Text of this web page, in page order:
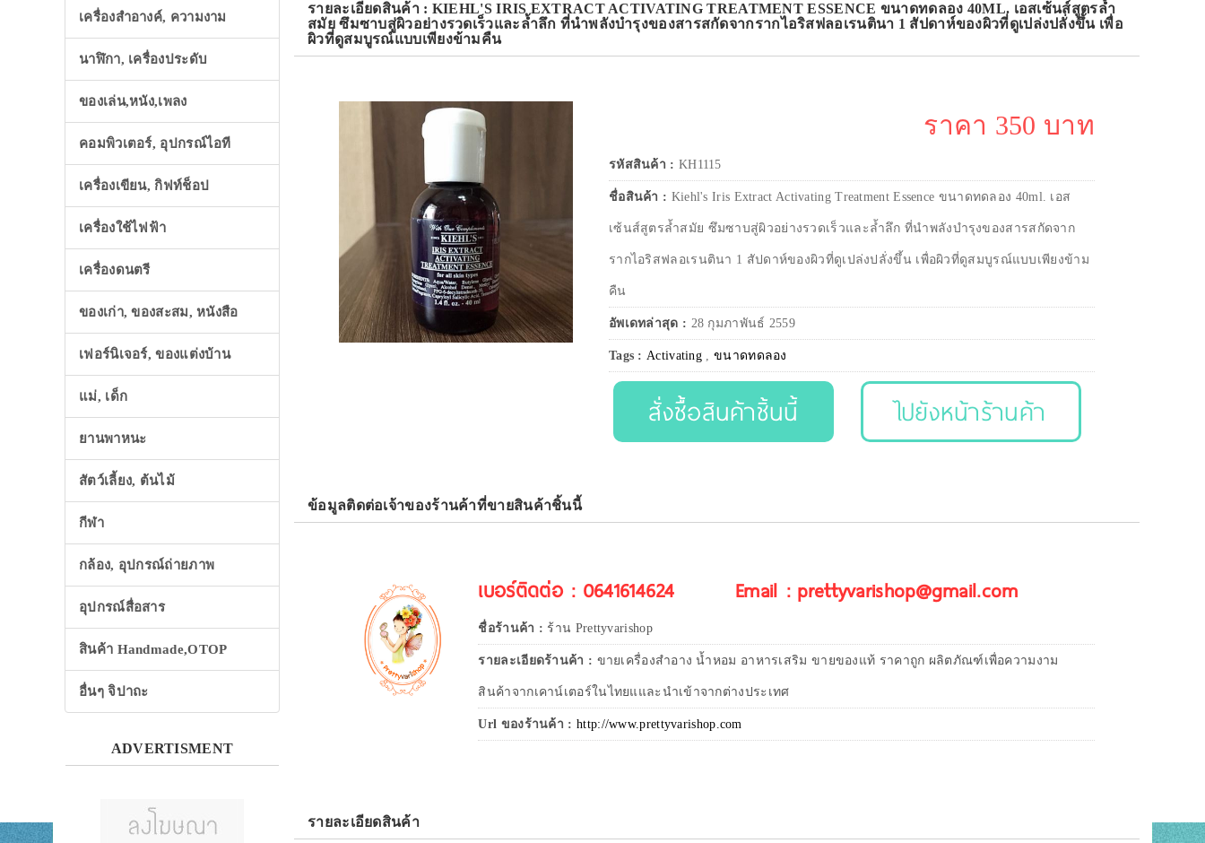
เครื่องสำอางค์, ความงาม
นาฬิกา, เครื่องประดับ
ของเล่น,หนัง,เพลง
คอมพิวเตอร์, อุปกรณ์ไอที
เครื่องเขียน, กิฟท์ช็อป
เครื่องใช้ไฟฟ้า
เครื่องดนตรี
ของเก่า, ของสะสม, หนังสือ
เฟอร์นิเจอร์, ของแต่งบ้าน
แม่, เด็ก
ยานพาหนะ
สัตว์เลี้ยง, ต้นไม้
กีฬา
กล้อง, อุปกรณ์ถ่ายภาพ
อุปกรณ์สื่อสาร
สินค้า Handmade,OTOP
อื่นๆ จิปาถะ
ADVERTISMENT
รายละเอียดสินค้า : KIEHL'S IRIS EXTRACT ACTIVATING TREATMENT ESSENCE ขนาดทดลอง 40ML. เอสเซ้นส์สูตรล้ำ
สมัย ซึมซาบสู่ผิวอย่างรวดเร็วและล้ำลึก ที่นำพลังบำรุงของสารสกัดจากรากไอริสฟลอเรนตินา 1 สัปดาห์ของผิวที่ดูเปล่งปลั่งขึ้น เพื่อ
ผิวที่ดูสมบูรณ์แบบเพียงข้ามคืน
ราคา 350 บาท
รหัสสินค้า : KH1115
ชื่อสินค้า : Kiehl's Iris Extract Activating Treatment Essence ขนาดทดลอง 40ml. เอส
เซ้นส์สูตรล้ำสมัย ซึมซาบสู่ผิวอย่างรวดเร็วและล้ำลึก ที่นำพลังบำรุงของสารสกัดจาก
รากไอริสฟลอเรนตินา 1 สัปดาห์ของผิวที่ดูเปล่งปลั่งขึ้น เพื่อผิวที่ดูสมบูรณ์แบบเพียงข้าม
คืน
อัพเดทล่าสุด : 28 กุมภาพันธ์ 2559
Tags :Activating , ขนาดทดลอง
สั่งซื้อสินค้าชิ้นนี้ ไปยังหน้าร้านค้า
ข้อมูลติดต่อเจ้าของร้านค้าที่ขายสินค้าชิ้นนี้
เบอร์ติดต่อ : 0641614624 Email : prettyvarishop@gmail.com
ชื่อร้านค้า : ร้าน Prettyvarishop
รายละเอียดร้านค้า : ขายเครื่องสำอาง น้ำหอม อาหารเสริม ขายของแท้ ราคาถูก ผลิตภัณฑ์เพื่อความงาม
สินค้าจากเคาน์เตอร์ในไทยแและนำเข้าจากต่างประเทศ
Url ของร้านค้า : http://www.prettyvarishop.com
รายละเอียดสินค้า